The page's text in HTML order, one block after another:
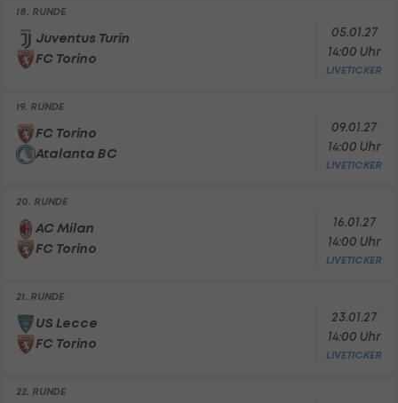
18. RUNDE
Juventus Turin
FC Torino
05.01.27
14:00 Uhr
LIVETICKER
19. RUNDE
FC Torino
Atalanta BC
09.01.27
14:00 Uhr
LIVETICKER
20. RUNDE
AC Milan
FC Torino
16.01.27
14:00 Uhr
LIVETICKER
21. RUNDE
US Lecce
FC Torino
23.01.27
14:00 Uhr
LIVETICKER
22. RUNDE